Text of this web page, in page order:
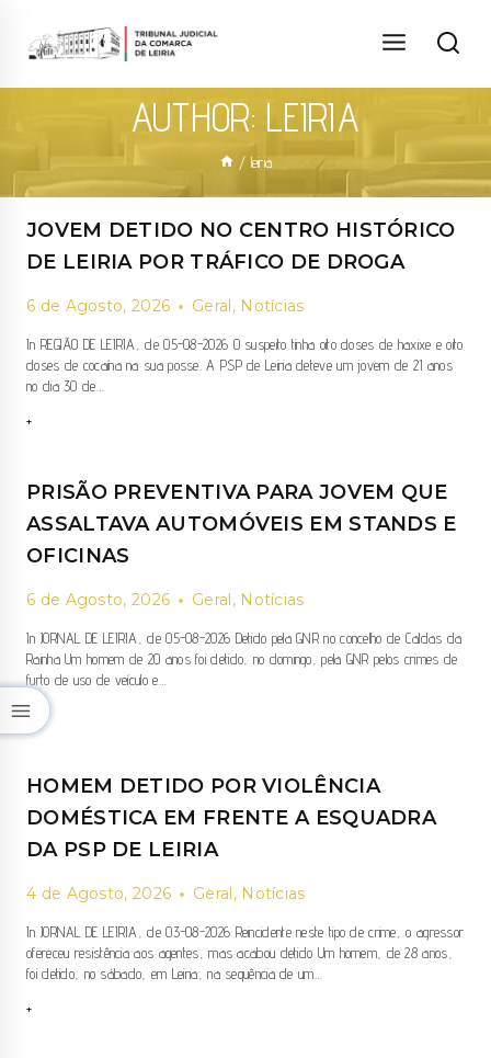
content
AUTHOR: LEIRIA
/ leiria
JOVEM DETIDO NO CENTRO HISTÓRICO
DE LEIRIA POR TRÁFICO DE DROGA
6 de Agosto, 2026 Geral, Notícias
In REGIÃO DE LEIRIA, de 05-08-2026 O suspeito tinha oito doses de haxixe e oito
doses de cocaína na sua posse. A PSP de Leiria deteve um jovem de 21 anos
no dia 30 de…
+JOVEM
HISTÓRICO
DE
POR
DE
PRISÃO PREVENTIVA PARA JOVEM QUE
ASSALTAVA AUTOMÓVEIS EM STANDS E
OFICINAS
6 de Agosto, 2026 Geral, Notícias
In JORNAL DE LEIRIA, de 05-08-2026 Detido pela GNR no concelho de Caldas da
Rainha Um homem de 20 anos foi detido, no domingo, pela GNR pelos crimes de
furto de uso de veículo e…
+ PRISÃO
PREVENTIVA
QUE
ASSALTAVA
EM
E
HOMEM DETIDO POR VIOLÊNCIA
DOMÉSTICA EM FRENTE A ESQUADRA
DA PSP DE LEIRIA
4 de Agosto, 2026 Geral, Notícias
In JORNAL DE LEIRIA, de 03-08-2026 Reincidente neste tipo de crime, o agressor
ofereceu resistência aos agentes, mas acabou detido Um homem, de 28 anos,
foi detido, no sábado, em Leiria, na sequência de um…
+HOMEM